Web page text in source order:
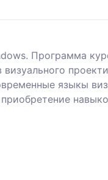
Программа
языкы